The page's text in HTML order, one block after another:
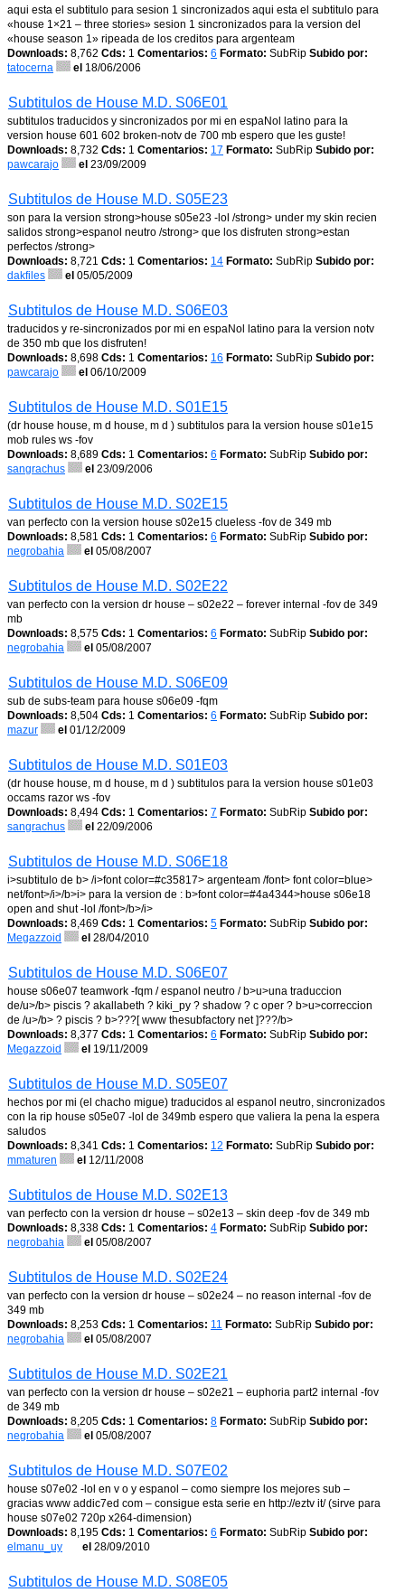
aqui esta el subtitulo para sesion 1 sincronizados aqui esta el subtitulo para
«house 1×21 – three stories» sesion 1 sincronizados para la version del
«house season 1» ripeada de los creditos para argenteam
Downloads: 8,762 Cds: 1 Comentarios: 6 Formato: SubRip Subido por:
tatocerna
el 18/06/2006
Subtitulos de House M.D. S06E01
subtitulos traducidos y sincronizados por mi en espaNol latino para la
version house 601 602 broken-notv de 700 mb espero que les guste!
Downloads: 8,732 Cds: 1 Comentarios: 17 Formato: SubRip Subido por:
pawcarajo
el 23/09/2009
Subtitulos de House M.D. S05E23
son para la version strong>house s05e23 -lol /strong> under my skin recien
salidos strong>espanol neutro /strong> que los disfruten strong>estan
perfectos /strong>
Downloads: 8,721 Cds: 1 Comentarios: 14 Formato: SubRip Subido por:
dakfiles
el 05/05/2009
Subtitulos de House M.D. S06E03
traducidos y re-sincronizados por mi en espaNol latino para la version notv
de 350 mb que los disfruten!
Downloads: 8,698 Cds: 1 Comentarios: 16 Formato: SubRip Subido por:
pawcarajo
el 06/10/2009
Subtitulos de House M.D. S01E15
(dr house house, m d house, m d ) subtitulos para la version house s01e15
mob rules ws -fov
Downloads: 8,689 Cds: 1 Comentarios: 6 Formato: SubRip Subido por:
sangrachus
el 23/09/2006
Subtitulos de House M.D. S02E15
van perfecto con la version house s02e15 clueless -fov de 349 mb
Downloads: 8,581 Cds: 1 Comentarios: 6 Formato: SubRip Subido por:
negrobahia
el 05/08/2007
Subtitulos de House M.D. S02E22
van perfecto con la version dr house – s02e22 – forever internal -fov de 349
mb
Downloads: 8,575 Cds: 1 Comentarios: 6 Formato: SubRip Subido por:
negrobahia
el 05/08/2007
Subtitulos de House M.D. S06E09
sub de subs-team para house s06e09 -fqm
Downloads: 8,504 Cds: 1 Comentarios: 6 Formato: SubRip Subido por:
mazur
el 01/12/2009
Subtitulos de House M.D. S01E03
(dr house house, m d house, m d ) subtitulos para la version house s01e03
occams razor ws -fov
Downloads: 8,494 Cds: 1 Comentarios: 7 Formato: SubRip Subido por:
sangrachus
el 22/09/2006
Subtitulos de House M.D. S06E18
i>subtitulo de b> /i>font color=#c35817> argenteam /font> font color=blue>
net/font>/i>/b>i> para la version de : b>font color=#4a4344>house s06e18
open and shut -lol /font>/b>/i>
Downloads: 8,469 Cds: 1 Comentarios: 5 Formato: SubRip Subido por:
Megazzoid
el 28/04/2010
Subtitulos de House M.D. S06E07
house s06e07 teamwork -fqm / espanol neutro / b>u>una traduccion
de/u>/b> piscis ? akallabeth ? kiki_py ? shadow ? c oper ? b>u>correccion
de /u>/b> ? piscis ? b>???[ www thesubfactory net ]???/b>
Downloads: 8,377 Cds: 1 Comentarios: 6 Formato: SubRip Subido por:
Megazzoid
el 19/11/2009
Subtitulos de House M.D. S05E07
hechos por mi (el chacho migue) traducidos al espanol neutro, sincronizados
con la rip house s05e07 -lol de 349mb espero que valiera la pena la espera
saludos
Downloads: 8,341 Cds: 1 Comentarios: 12 Formato: SubRip Subido por:
mmaturen
el 12/11/2008
Subtitulos de House M.D. S02E13
van perfecto con la version dr house – s02e13 – skin deep -fov de 349 mb
Downloads: 8,338 Cds: 1 Comentarios: 4 Formato: SubRip Subido por:
negrobahia
el 05/08/2007
Subtitulos de House M.D. S02E24
van perfecto con la version dr house – s02e24 – no reason internal -fov de
349 mb
Downloads: 8,253 Cds: 1 Comentarios: 11 Formato: SubRip Subido por:
negrobahia
el 05/08/2007
Subtitulos de House M.D. S02E21
van perfecto con la version dr house – s02e21 – euphoria part2 internal -fov
de 349 mb
Downloads: 8,205 Cds: 1 Comentarios: 8 Formato: SubRip Subido por:
negrobahia
el 05/08/2007
Subtitulos de House M.D. S07E02
house s07e02 -lol en v o y espanol – como siempre los mejores sub –
gracias www addic7ed com – consigue esta serie en http://eztv it/ (sirve para
house s07e02 720p x264-dimension)
Downloads: 8,195 Cds: 1 Comentarios: 6 Formato: SubRip Subido por:
elmanu_uy
el 28/09/2010
Subtitulos de House M.D. S08E05